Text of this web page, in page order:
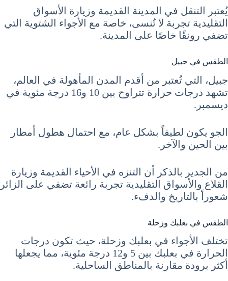
يُعتبر التنقل في المدينة القديمة وزيارة الأسواق
التقليدية تجربة لا تُنسى، خاصة مع الأجواء الشتوية التي
تضفي رونقًا خاصًا على المدينة.
الطقس في جبيل
جبيل، التي تُعتبر من أقدم المدن المأهولة في العالم،
تشهد درجات حرارة تتراوح بين 10 و16 درجة مئوية في
ديسمبر.
الجو يكون لطيفاً بشكل عام، مع احتمال هطول أمطار
بين الحين والآخر.
من الجدير بالذكر أن التنزه في الأحياء القديمة وزيارة
القلاع والأسواق التقليدية تجربة رائعة تضفي على الزائر
شعوراً بالتاريخ والدفء.
الطقس في بعلبك وزحلة
تختلف الأجواء في بعلبك وزحلة، حيث تكون درجات
الحرارة في بعلبك بين 5 و12 درجة مئوية، مما يجعلها
أكثر برودة مقارنة بالمناطق الساحلية.